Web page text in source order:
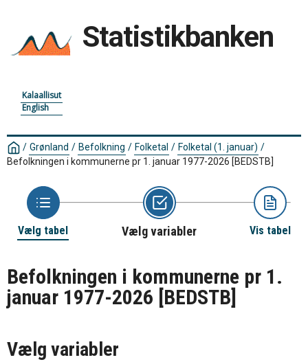
Statistikbanken
Kalaallisut
English
/ Grønland / Befolkning / Folketal / Folketal (1. januar) /
Befolkningen i kommunerne pr 1. januar 1977-2026 [BEDSTB]
Vælg tabel Vælg variabler Vis tabel
Befolkningen i kommunerne pr 1.
januar 1977-2026 [BEDSTB]
Vælg variabler